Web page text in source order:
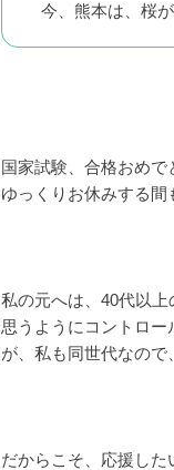
今、熊本は、桜
国家試験、合格おめで
ゆっくりお休みする間
私の元へは、40代以
思うようにコントロ
が、私も同世代なので
だからこそ、応援した